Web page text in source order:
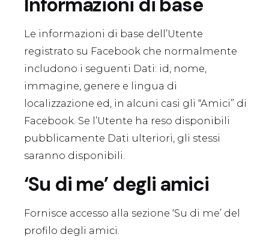
Le informazioni di base dell’Utente
registrato su Facebook che normalmente
includono i seguenti Dati: id, nome,
immagine, genere e lingua di
localizzazione ed, in alcuni casi gli “Amici” di
Facebook. Se l’Utente ha reso disponibili
pubblicamente Dati ulteriori, gli stessi
saranno disponibili.
‘Su di me’ degli amici
Fornisce accesso alla sezione ‘Su di me’ del
profilo degli amici.